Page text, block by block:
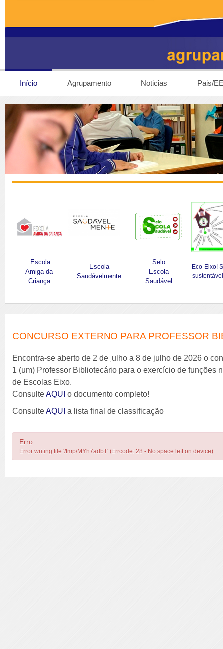
Início Agrupamento Noticias Pais/EE
Escola
Amiga da
Criança
Escola
Saudávelmente
Selo
Escola
Saudável
Eco-Eixo!
CONCURSO EXTERNO PARA PROFESSOR
Encontra-se aberto de 2 de julho a 8 de julho de 2026 o
1 (um) Professor Bibliotecário para o exercício de funções
de Escolas Eixo.
ConsulteAQUI o documento completo!
ConsulteAQUI a lista final de classificação
Erro
Error writing file '/tmp/MYh7adbT' (Errcode: 28 - No space left on device)